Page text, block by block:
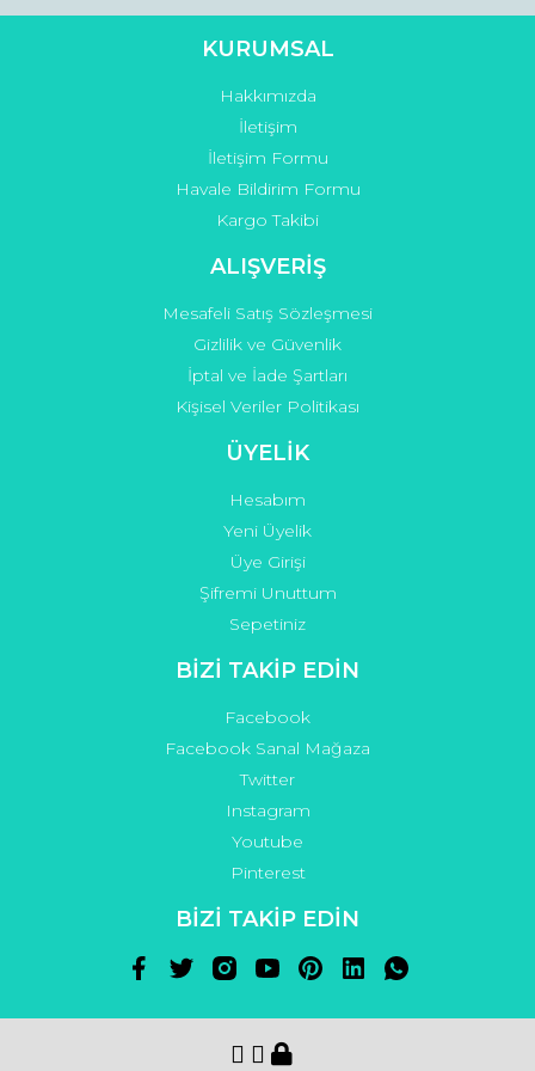
Gönder
KURUMSAL
Hakkımızda
İletişim
İletişim Formu
Havale Bildirim Formu
Kargo Takibi
ALIŞVERİŞ
Mesafeli Satış Sözleşmesi
Gizlilik ve Güvenlik
İptal ve İade Şartları
Kişisel Veriler Politikası
ÜYELİK
Hesabım
Yeni Üyelik
Üye Girişi
Şifremi Unuttum
Sepetiniz
BİZİ TAKİP EDİN
Facebook
Facebook Sanal Mağaza
Twitter
Instagram
Youtube
Pinterest
BİZİ TAKİP EDİN